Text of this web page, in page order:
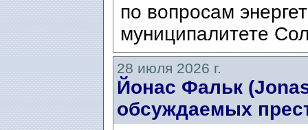
по вопросам
муниципалитете
28 июля 2026 г.
Йонас Фальк
обсуждаемых